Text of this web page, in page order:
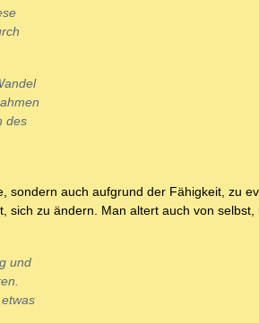
des
sondern auch aufgrund der Fähigkeit, zu
zu ändern. Man altert auch von
und